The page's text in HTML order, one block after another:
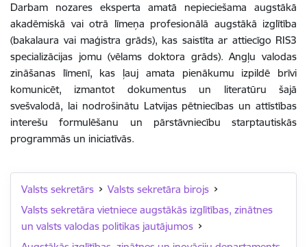
Darbam nozares eksperta amatā nepieciešama augstākā
akadēmiskā vai otrā līmeņa profesionālā augstākā izglītība
(bakalaura vai maģistra grāds), kas saistīta ar attiecīgo RIS3
specializācijas jomu (vēlams doktora grāds). Angļu valodas
zināšanas līmenī, kas ļauj amata pienākumu izpildē brīvi
komunicēt, izmantot dokumentus un literatūru šajā
svešvalodā, lai nodrošinātu Latvijas pētniecības un attīstības
interešu formulēšanu un
pārstāvniecību starptautiskās
programmās un iniciatīvās.
Valsts sekretārs
Valsts sekretāra birojs
Valsts sekretāra vietniece augstākās izglītības, zinātnes
un valsts valodas politikas jautājumos